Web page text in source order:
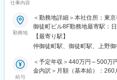
NTT東西が展開する公衆電話
わることで、社会貢献性の高
■教育体制
入社後はOJTを中心に、機器の
ニュアルに基づく技術研修を
仕事内容
★創業50年以上のITインフラ
■ 職務内容：
電話設備やネットワーク機器
学生寮を支える情報通信イン
いただきます。
安定した経営基盤と、長年培
り、継続的な案件受注を実現
勤務地
＜勤務地詳細＞本社住所：東
御徒町ビル8F勤務地最寄駅：
策：屋内全面禁煙変更の範囲
【最寄り駅】
仲御徒町駅、御徒町駅、上野御
給与
＜予定年収＞440万円～500万
金内訳＞月額（基本給）：